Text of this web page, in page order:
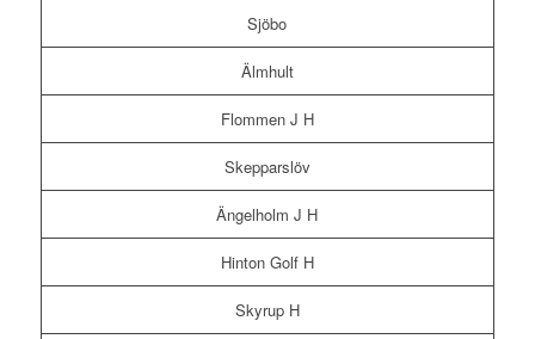
Sjöbo
Älmhult
Flommen J H
Skepparslöv
Ängelholm J H
Hinton Golf H
Skyrup H